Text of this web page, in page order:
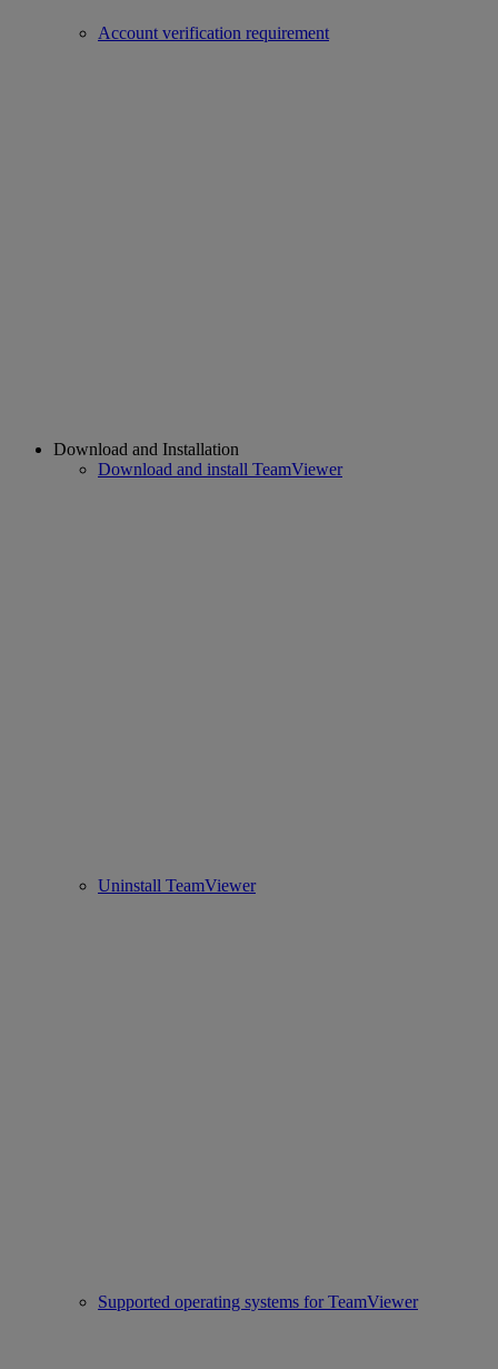
Account verification requirement
Download and Installation
Download and install TeamViewer
Uninstall TeamViewer
Supported operating systems for TeamViewer